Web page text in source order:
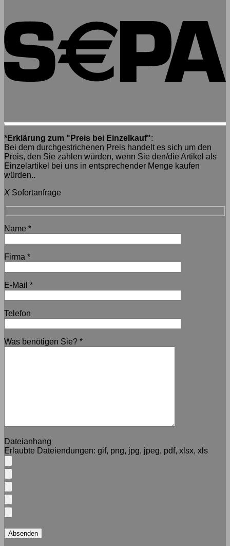
*Erklärung zum "Preis bei Einzelkauf":
Bei dem durchgestrichenen Preis handelt es sich um den
Preis, den Sie zahlen würden, wenn Sie den/die Artikel als
Einzelartikel bei uns in entsprechender Menge kaufen
würden..
X Sofortanfrage
Name *
Firma *
E-Mail *
Telefon
Was benötigen Sie? *
Dateianhang
Erlaubte Dateiendungen: gif, png, jpg, jpeg, pdf, xlsx, xls